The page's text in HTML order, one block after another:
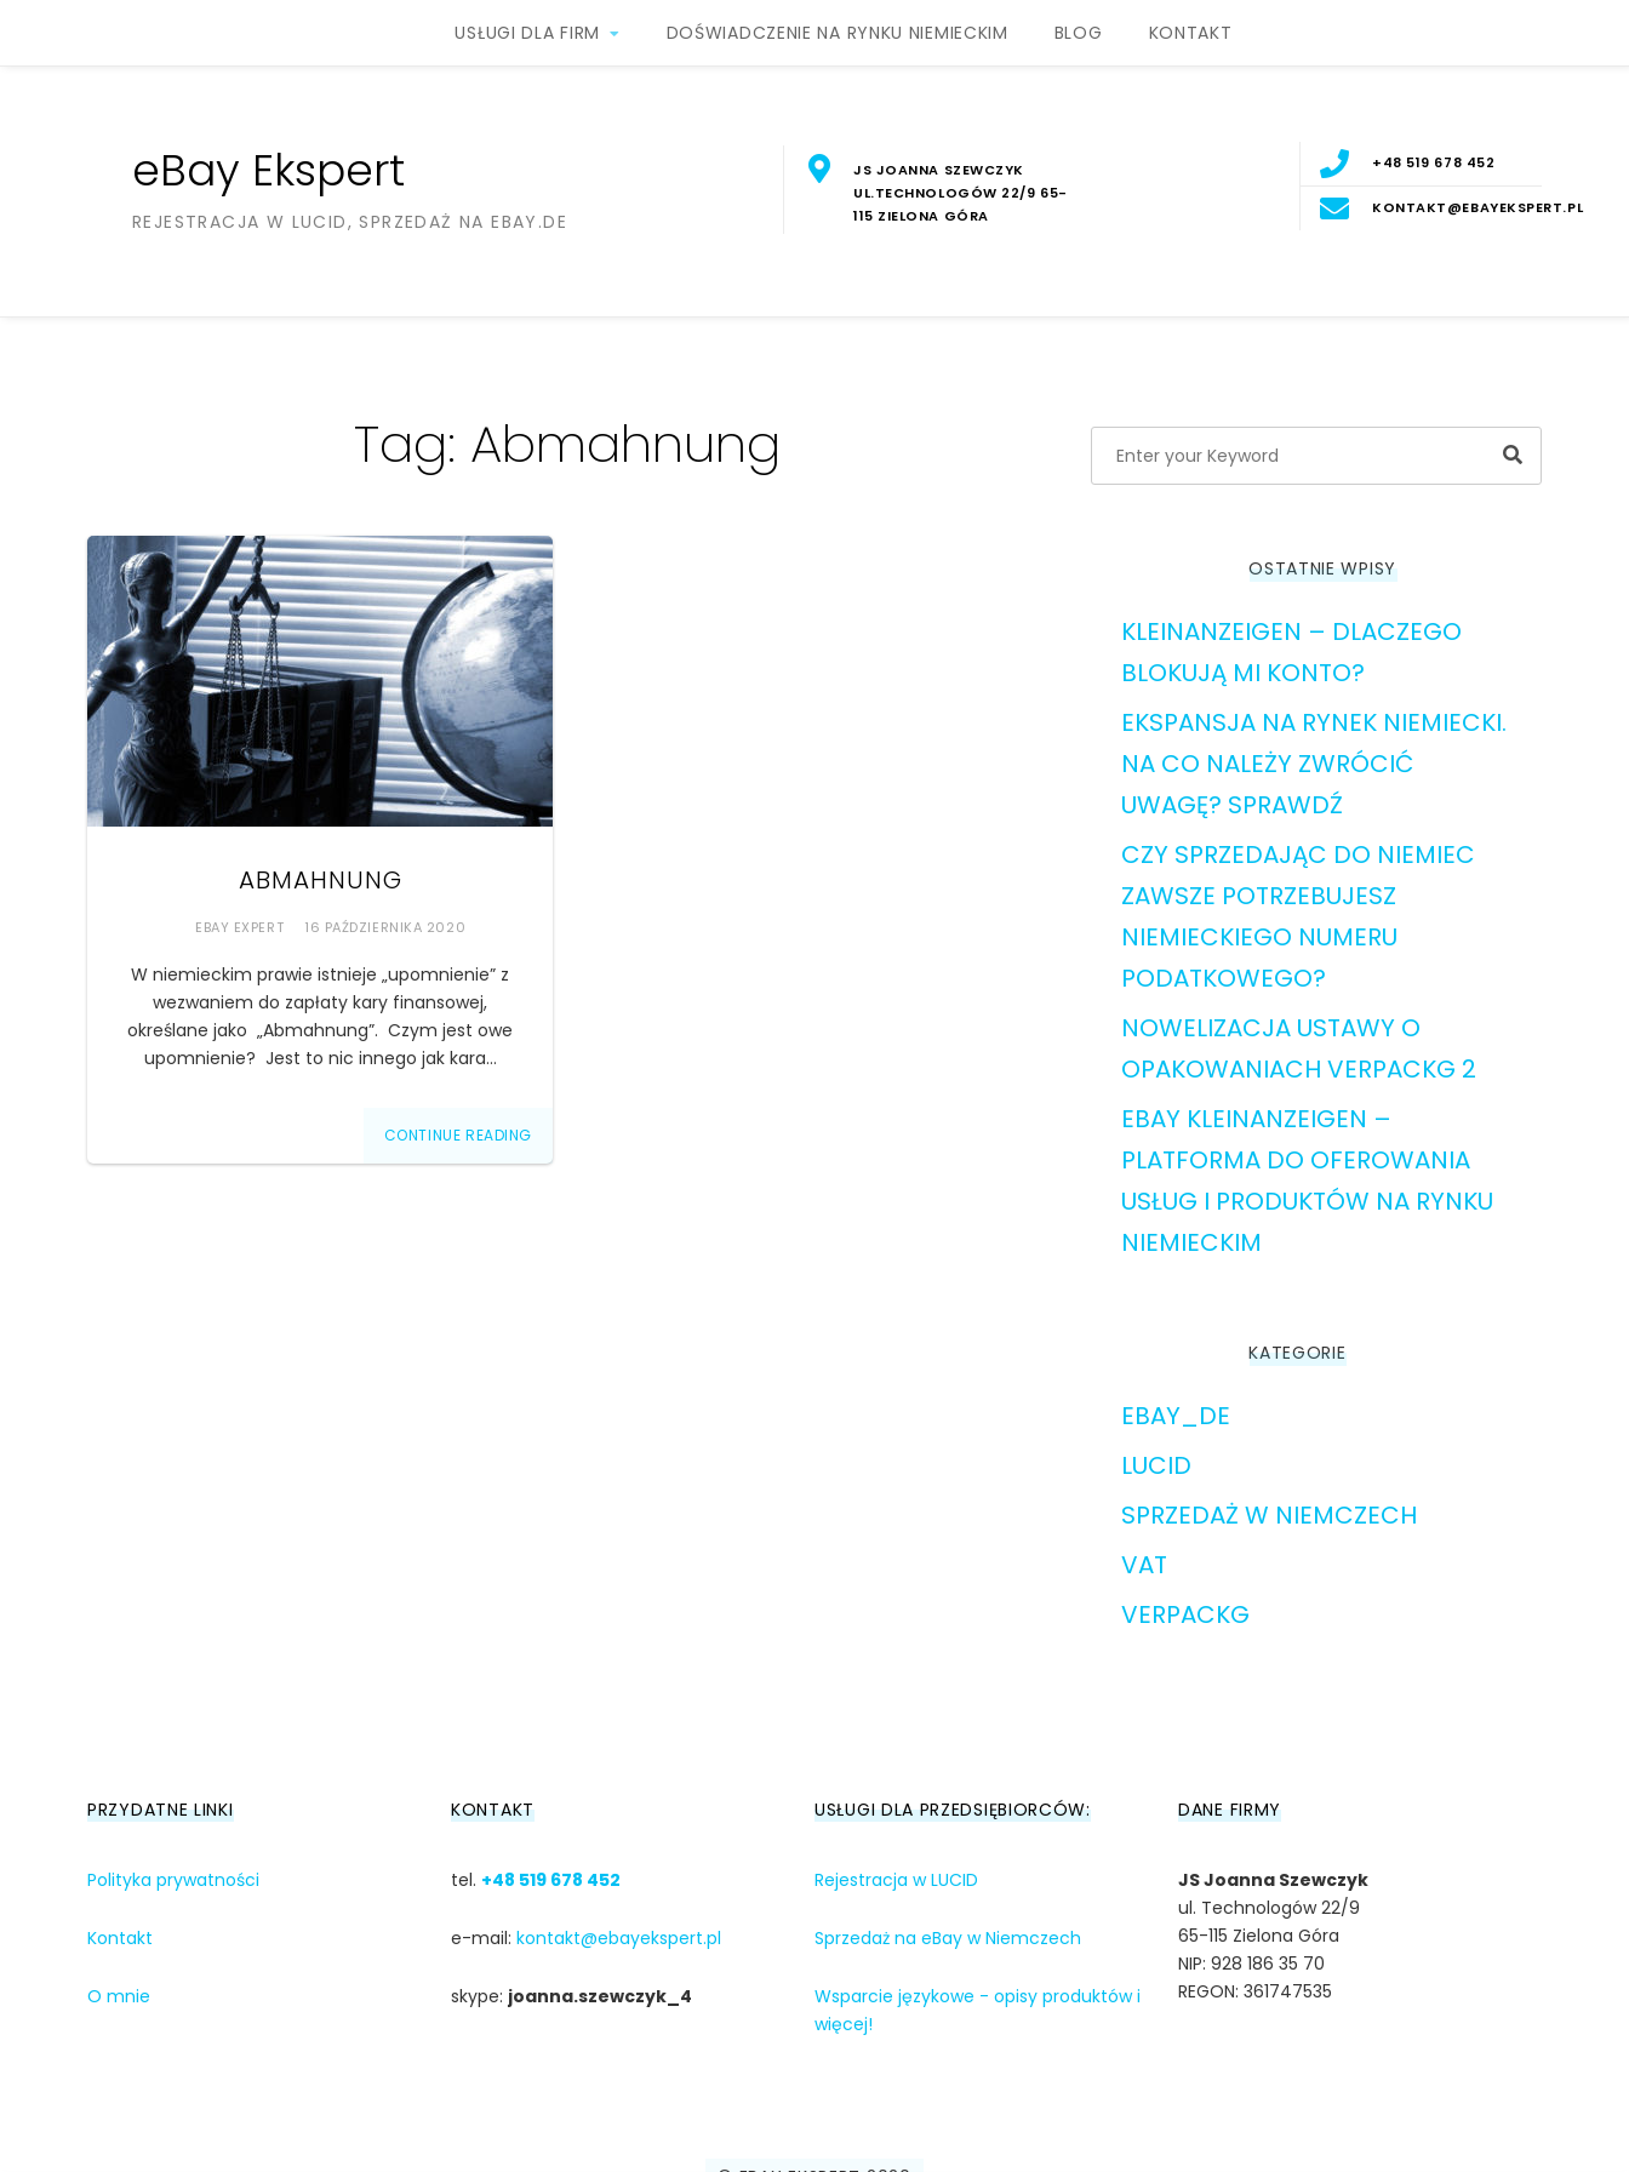
eBay Ekspert
REJESTRACJA W LUCID, SPRZEDAŻ NA EBAY.DE
JS JOANNA SZEWCZYK
UL.TECHNOLOGÓW 22/9 65-
115 ZIELONA GÓRA
+48 519 678 452
KONTAKT@EBAYEKSPERT.PL
USŁUGI DLA FIRM DOŚWIADCZENIE NA RYNKU NIEMIECKIM BLOG KONTAKT
Tag: Abmahnung
ABMAHNUNG
EBAY EXPERT 16 PAŹDZIERNIKA 2020
W niemieckim prawie istnieje „upomnienie” z
wezwaniem do zapłaty kary finansowej,
określane jako „Abmahnung”. Czym jest owe
upomnienie? Jest to nic innego jak kara…
CONTINUE READING
Search
OSTATNIE WPISY
KLEINANZEIGEN – DLACZEGO
BLOKUJĄ MI KONTO?
EKSPANSJA NA RYNEK NIEMIECKI.
NA CO NALEŻY ZWRÓCIĆ
UWAGĘ? SPRAWDŹ
CZY SPRZEDAJĄC DO NIEMIEC
ZAWSZE POTRZEBUJESZ
NIEMIECKIEGO NUMERU
PODATKOWEGO?
NOWELIZACJA USTAWY O
OPAKOWANIACH VERPACKG 2
EBAY KLEINANZEIGEN –
PLATFORMA DO OFEROWANIA
USŁUG I PRODUKTÓW NA RYNKU
NIEMIECKIM
KATEGORIE
EBAY_DE
LUCID
SPRZEDAŻ W NIEMCZECH
VAT
VERPACKG
PRZYDATNE LINKI
Polityka prywatności
Kontakt
O mnie
KONTAKT
tel. +48 519 678 452
e-mail: kontakt@ebayekspert.pl
skype: joanna.szewczyk_4
USŁUGI DLA PRZEDSIĘBIORCÓW:
Rejestracja w LUCID
Sprzedaż na eBay w Niemczech
Wsparcie językowe - opisy produktów i
więcej!
DANE FIRMY
JS Joanna Szewczyk
ul. Technologów 22/9
65-115 Zielona Góra
NIP: 928 186 35 70
REGON: 361747535